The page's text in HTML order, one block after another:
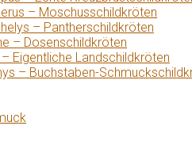
– Moschusschildkröten
– Pantherschildkröten
– Dosenschildkröten
Eigentliche Landschildkröten
– Buchstaben-